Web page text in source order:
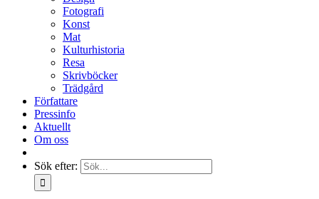
Fotografi
Konst
Mat
Kulturhistoria
Resa
Skrivböcker
Trädgård
Författare
Pressinfo
Aktuellt
Om oss
Sök efter: